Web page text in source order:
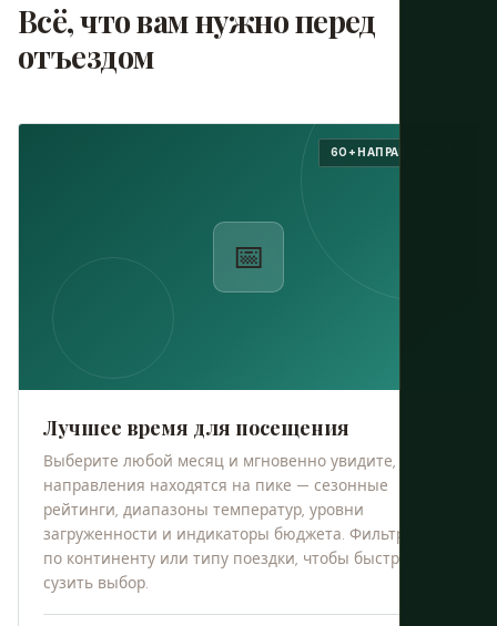
Всё, что вам нужно перед
отъездом
📅
60+ НАПРАВЛЕНИЙ
Лучшее время для посещения
Выберите любой месяц и мгновенно увидите, какие
направления находятся на пике — сезонные
рейтинги, диапазоны температур, уровни
загруженности и индикаторы бюджета. Фильтруйте
по континенту или типу поездки, чтобы быстро
сузить выбор.